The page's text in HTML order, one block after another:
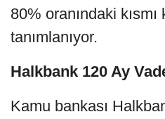
80% oranındaki
tanımlanıyor.
Halkbank 120 Ay
Kamu bankası